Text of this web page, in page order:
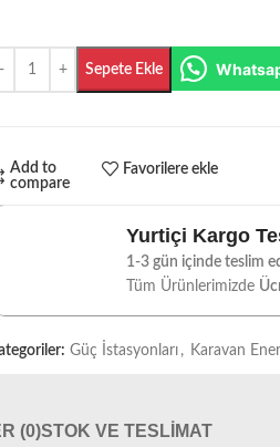
Sepete Ekle
Add to
compare
Favorilere ekle
Yurtiçi Kargo
1-3 gün içinde teslim
Tüm Ürünlerimizde
Güç İstasyonları , Karavan
(0)STOK VE TESLIMAT